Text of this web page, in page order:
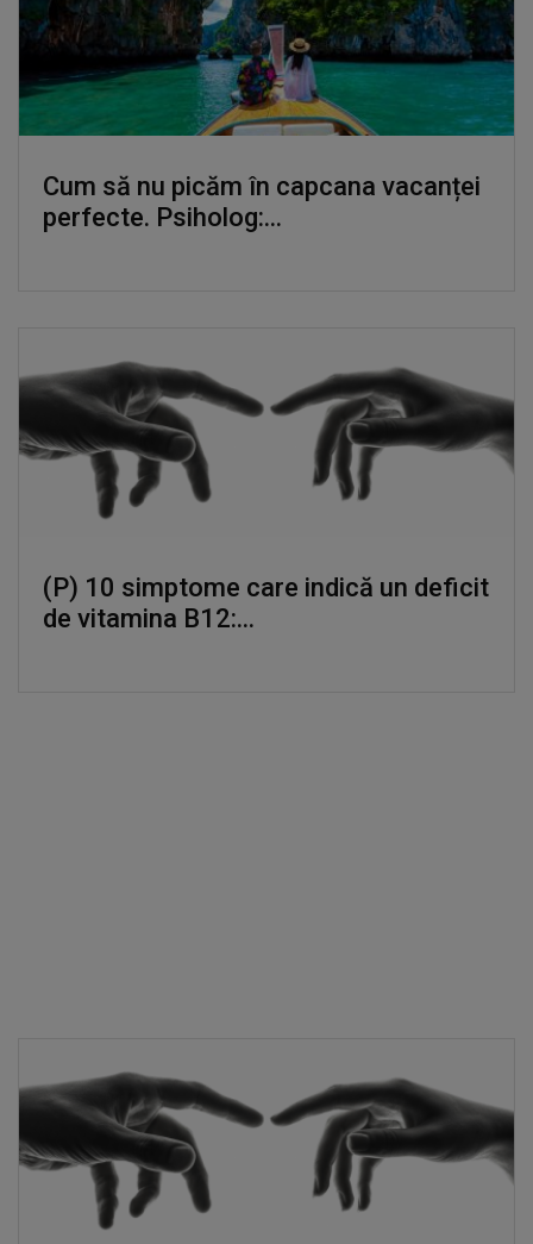
Cum să nu picăm în capcana vacanței
perfecte. Psiholog:...
(P) 10 simptome care indică un deficit
de vitamina B12:...